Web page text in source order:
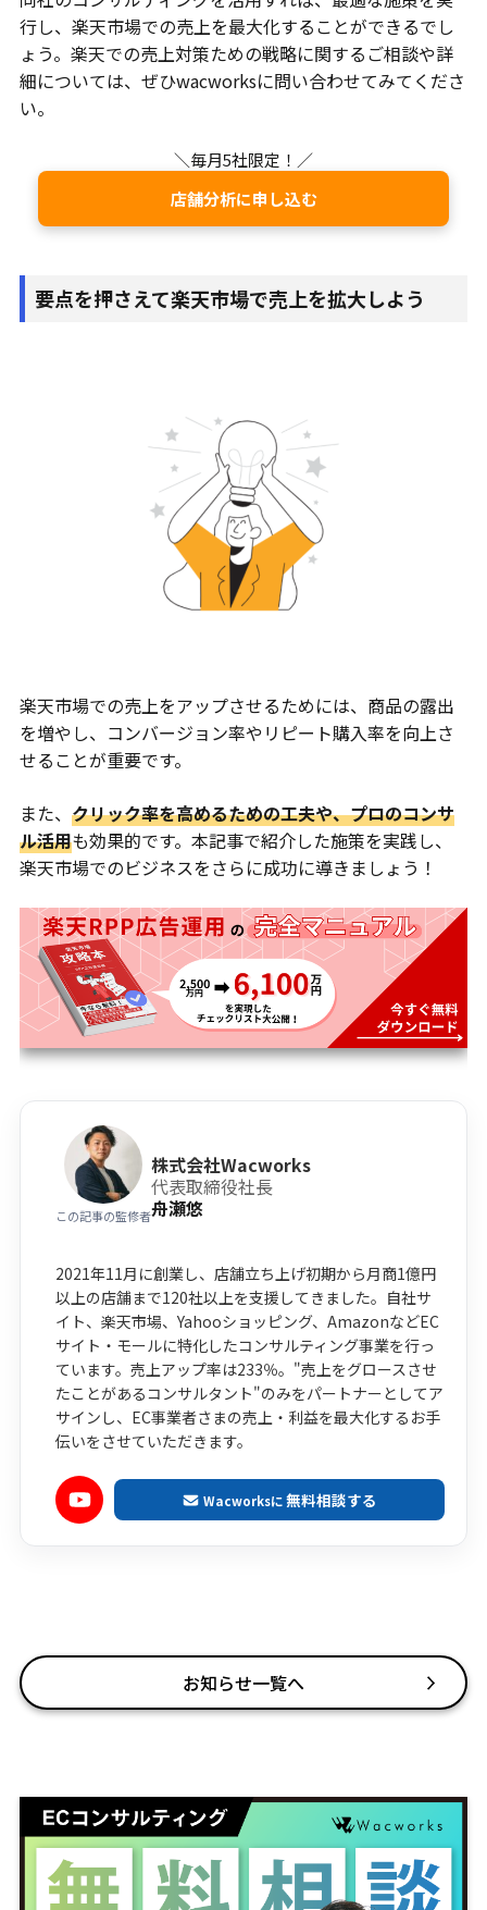
行し、楽天市場での売上を最大化することができるでし
ょう。楽天での売上対策ための戦略に関するご相談や詳
細については、ぜひwacworksに問い合わせてみてくださ
い。
＼毎月5社限定！／
店舗分析に申し込む
要点を押さえて楽天市場で売上を拡大しよう
楽天市場での売上をアップさせるためには、商品の露出
を増やし、コンバージョン率やリピート購入率を向上さ
せることが重要です。
また、クリック率を高めるための工夫や、プロのコンサ
ル活用も効果的です。本記事で紹介した施策を実践し、
楽天市場でのビジネスをさらに成功に導きましょう！
この記事の監修者
株式会社Wacworks
代表取締役社長
舟瀬悠
2021年11月に創業し、店舗立ち上げ初期から月商1億円
以上の店舗まで120社以上を支援してきました。自社サ
イト、楽天市場、Yahooショッピング、AmazonなどEC
サイト・モールに特化したコンサルティング事業を行っ
ています。売上アップ率は233％。"売上をグロースさせ
たことがあるコンサルタント"のみをパートナーとしてア
サインし、EC事業者さまの売上・利益を最大化するお手
伝いをさせていただきます。
Wacworksに無料相談する
お知らせ一覧へ